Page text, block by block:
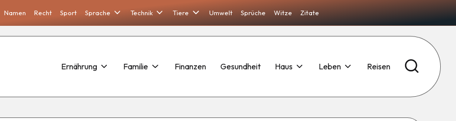
Namen Recht Sport Sprache Technik Tiere Umwelt Sprüche Witze Zitate
Ernährung Familie Finanzen Gesundheit Haus Leben Reisen